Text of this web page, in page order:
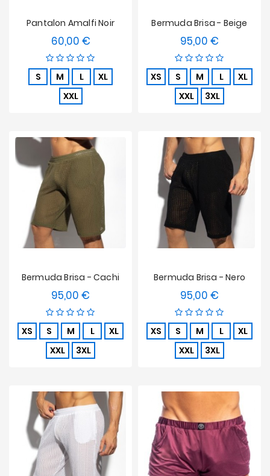
Pantalon Amalfi Noir
60,00 €Prezzo
S M L
XL
XXL
Bermuda Brisa - Beige
95,00 €
XS S M L
XL
XXL
3XL
Bermuda Brisa - Cachi
95,00 €
XS S M L
XL
XXL
3XL
Bermuda Brisa - Nero
95,00 €
XS S M L
XL
XXL
3XL